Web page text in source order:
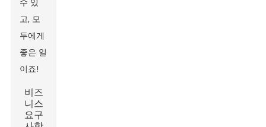
수 있
고, 모
두에게
좋은 일
이죠!
비즈
니스
요구